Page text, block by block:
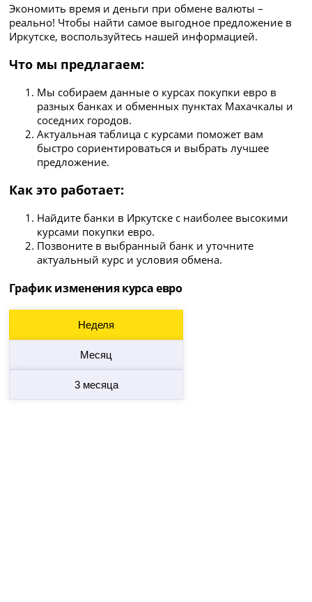
Экономить время и деньги при обмене валюты –
реально! Чтобы найти самое выгодное предложение в
Иркутске, воспользуйтесь нашей информацией.
Что мы предлагаем:
Мы собираем данные о курсах покупки евро в
разных банках и обменных пунктах Махачкалы и
соседних городов.
Актуальная таблица с курсами поможет вам
быстро сориентироваться и выбрать лучшее
предложение.
Как это работает:
Найдите банки в Иркутске с наиболее высокими
курсами покупки евро.
Позвоните в выбранный банк и уточните
актуальный курс и условия обмена.
График изменения курса евро
Неделя
Месяц
3 месяца